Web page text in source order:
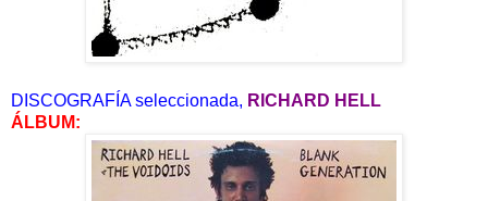
DISCOGRAFÍA seleccionada, RICHARD HELL
ÁLBUM: